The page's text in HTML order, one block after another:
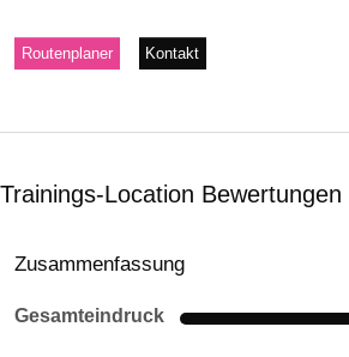
Routenplaner Kontakt
Trainings-Location Bewertungen
Zusammenfassung
Gesamteindruck